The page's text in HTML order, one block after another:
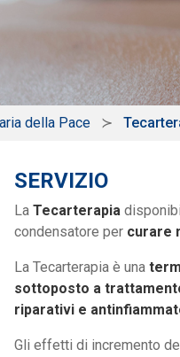
della Pace
SERVIZIO
La Tecarterapia
condensatore per curare
La Tecarterapia è una
sottoposto a
riparativi e
Gli effetti di incremento